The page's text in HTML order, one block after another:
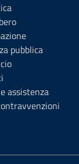
pubblica
assistenza